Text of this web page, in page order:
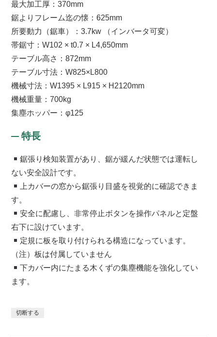
最大加工厚：370mm
鋸よりフレーム迄の懐：625mm
所要動力（鋸車）：3.7kw （インバータ可変）
帯鋸寸：W102 × t0.7 × L4,650mm
テーブル高さ：872mm
テーブル寸法：W825×L800
機械寸法：W1395 × L915 × H2120mm
機械重量：700kg
集塵ホッパー：φ125
特長
鋸張り検知装置があり、鋸が緩んだ状態では運転し
ない安全設計です。
上カバーの窓から鋸張り目盛を視覚的に確認できま
す。
安全に配慮し、非常停止ボタンを操作パネルと定盤
右下に設けています。
定規に板を取り付けられる構造になっています。
（注）板は付属していません
下カバー内にたまる木くずの集塵機能を強化してい
ます。
切断する